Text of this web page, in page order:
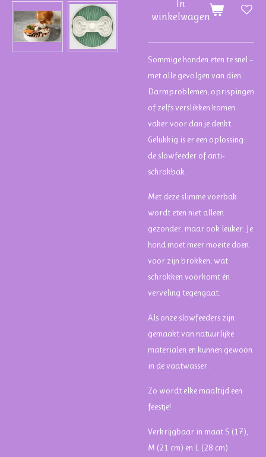
In
winkelwagen
Sommige honden eten te snel –
met alle gevolgen van dien.
Darmproblemen, oprispingen
of zelfs verslikken komen
vaker voor dan je denkt.
Gelukkig is er een oplossing:
de slowfeeder of anti-
schrokbak.
Met deze slimme voerbak
wordt eten niet alleen
gezonder, maar ook leuker. Je
hond moet meer moeite doen
voor zijn brokken, wat
schrokken voorkomt én
verveling tegengaat.
Als onze slowfeeders zijn
gemaakt van natuurlijke
materialen en kunnen gewoon
in de vaatwasser.
Zo wordt elke maaltijd een
feestje!
Verkrijgbaar in maat S (17),
M (21 cm) en L (28 cm)